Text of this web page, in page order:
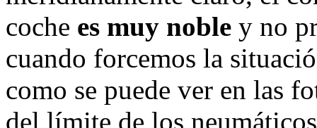
coche es muy noble y no
cuando forcemos la
como se puede ver en las
del límite de los